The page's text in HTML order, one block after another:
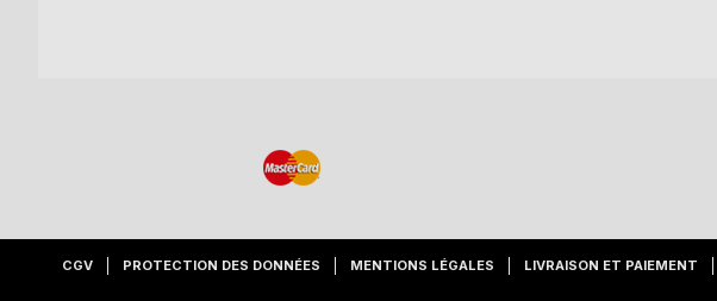
CGV PROTECTION DES DONNÉES MENTIONS LÉGALES LIVRAISON ET PAIEMENT